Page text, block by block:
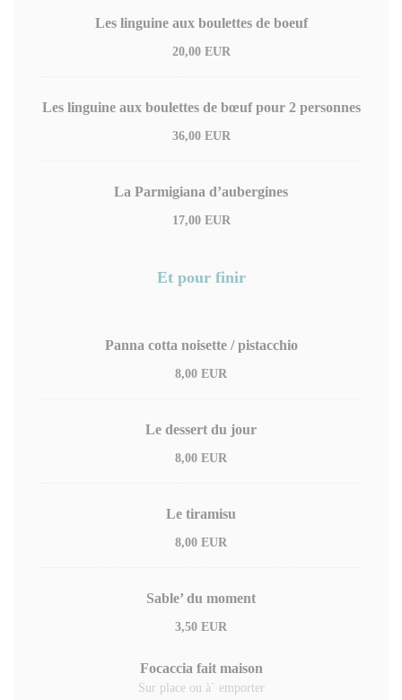
Les linguine aux boulettes de boeuf
20,00 EUR
Les linguine aux boulettes de bœuf pour 2 personnes
36,00 EUR
La Parmigiana d’aubergines
17,00 EUR
Et pour finir
Panna cotta noisette / pistacchio
8,00 EUR
Le dessert du jour
8,00 EUR
Le tiramisu
8,00 EUR
Sable’ du moment
3,50 EUR
Focaccia fait maison
Sur place ou à` emporter